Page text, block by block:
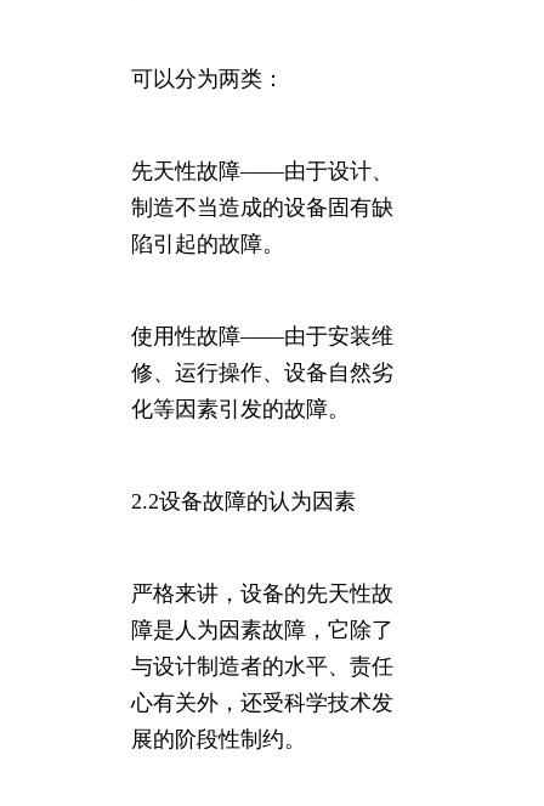
可以分为两类：
先天性故障——由于设计、
制造不当造成的设备固有缺
陷引起的故障。
使用性故障——由于安装维
修、运行操作、设备自然劣
化等因素引发的故障。
2.2设备故障的认为因素
严格来讲，设备的先天性故
障是人为因素故障，它除了
与设计制造者的水平、责任
心有关外，还受科学技术发
展的阶段性制约。